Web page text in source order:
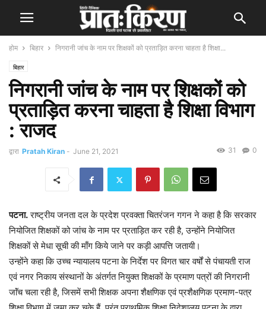
होम बिहार निगरानी जांच के नाम पर शिक्षकों को प्रताड़ित करना चाहता है शिक्षा...
बिहार
निगरानी जांच के नाम पर शिक्षकों को
प्रताड़ित करना चाहता है शिक्षा विभाग
: राजद
द्वारा Pratah Kiran - June 21, 2021 0
31
पटना.राष्ट्रीय जनता दल के प्रदेश प्रवक्ता चितरंजन गगन ने कहा है कि सरकार
नियोजित शिक्षकों को जांच के नाम पर प्रताड़ित कर रही है, उन्होंने नियोजित
शिक्षकों से मेधा सूची की माँग किये जाने पर कड़ी आपत्ति जतायी।
उन्होंने कहा कि उच्च न्यायालय पटना के निर्देश पर विगत चार वर्षों से पंचायती राज
एवं नगर निकाय संस्थानों के अंतर्गत नियुक्त शिक्षकों के प्रमाण पत्रों की निगरानी
जाॅंच चला रही है, जिसमें सभी शिक्षक अपना शैक्षणिक एवं प्रशैक्षणिक प्रमाण-पत्र